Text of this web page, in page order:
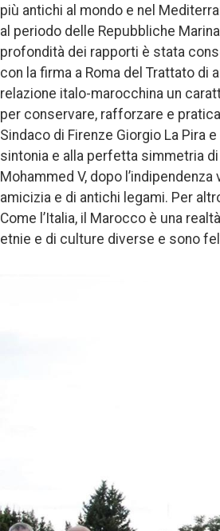
più antichi al mondo e nel
al periodo delle Repubbliche
profondità dei rapporti è stata
con la firma a Roma del Trattato
relazione italo-marocchina un
per conservare, rafforzare e
Sindaco di Firenze Giorgio La Pira
sintonia e alla perfetta simmetria
Mohammed V, dopo
amicizia e di antichi legami. Per
Come l’Italia, il Marocco è una
etnie e di culture diverse e sono